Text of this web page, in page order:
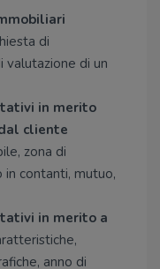
di
valutazione di un
in merito
cliente
zona di
in contanti, mutuo,
in merito a
anno di